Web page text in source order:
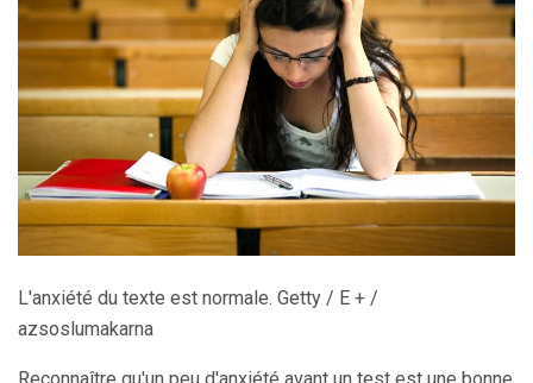
L'anxiété du texte est normale. Getty / E + /
azsoslumakarna